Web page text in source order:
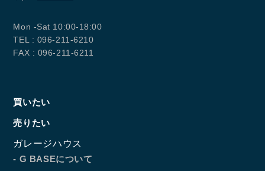
Mon -Sat 10:00-18:00
TEL : 096-211-6210
FAX : 096-211-6211
買いたい
売りたい
ガレージハウス
- G BASEについて